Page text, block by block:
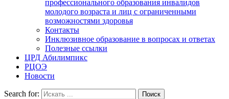
профессионального образования инвалидов
молодого возраста и лиц с ограниченными
возможностями здоровья
Контакты
Инклюзивное образование в вопросах и ответах
Полезные ссылки
ЦРД Абилимпикс
РЦОЭ
Новости
Search for: